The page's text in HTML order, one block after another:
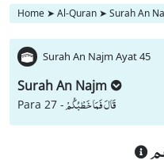
Home ➤ Al-Quran ➤ Surah An
Surah An Najm Ayat 45
Surah An Najm
Para 27 -قَالَ فَمَا خَطْبُكُمْ